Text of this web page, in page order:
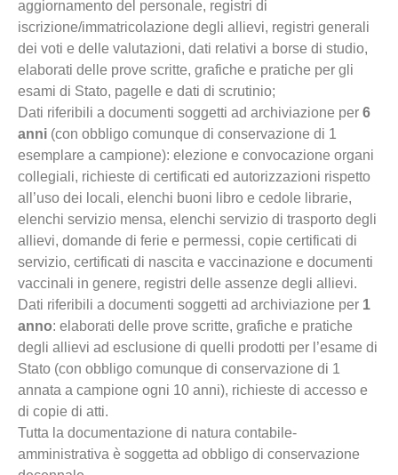
aggiornamento del personale, registri di
iscrizione/immatricolazione degli allievi, registri generali
dei voti e delle valutazioni, dati relativi a borse di studio,
elaborati delle prove scritte, grafiche e pratiche per gli
esami di Stato, pagelle e dati di scrutinio;
Dati riferibili a documenti soggetti ad archiviazione per 6
anni (con obbligo comunque di conservazione di 1
esemplare a campione): elezione e convocazione organi
collegiali, richieste di certificati ed autorizzazioni rispetto
all’uso dei locali, elenchi buoni libro e cedole librarie,
elenchi servizio mensa, elenchi servizio di trasporto degli
allievi, domande di ferie e permessi, copie certificati di
servizio, certificati di nascita e vaccinazione e documenti
vaccinali in genere, registri delle assenze degli allievi.
Dati riferibili a documenti soggetti ad archiviazione per 1
anno: elaborati delle prove scritte, grafiche e pratiche
degli allievi ad esclusione di quelli prodotti per l’esame di
Stato (con obbligo comunque di conservazione di 1
annata a campione ogni 10 anni), richieste di accesso e
di copie di atti.
Tutta la documentazione di natura contabile-
amministrativa è soggetta ad obbligo di conservazione